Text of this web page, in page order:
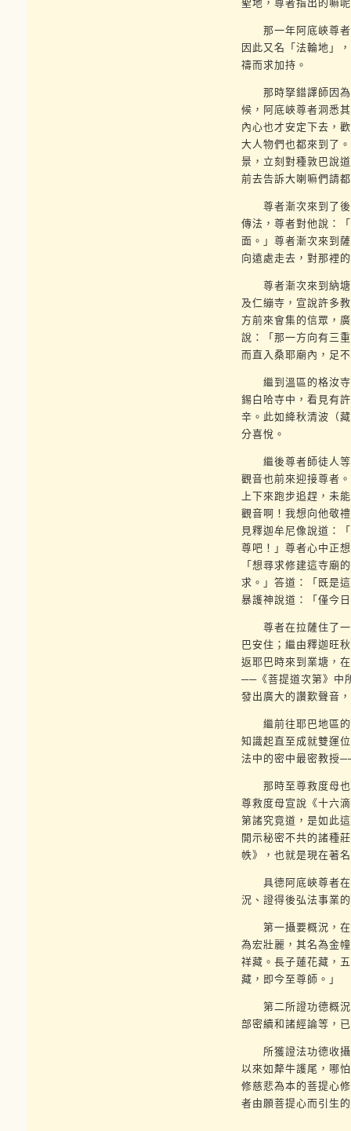
聖地，尊者指出的嘛
那一年阿底峽尊者
因此又名「法輪地」
禱而求加持。
那時拏錯譯師因為
候，阿底峽尊者洞悉
內心也才安定下去，
大人物們也都來到了
景，立刻對種敦巴說
前去告訴大喇嘛們請
尊者漸次來到了後
傳法，尊者對他說：
面。」尊者漸次來到
向遠處走去，對那裡
尊者漸次來到納塘
及仁繃寺，宣說許多
方前來會集的信眾，
說：「那一方向有三
而直入桑耶廟內，足
繼到溫區的格汝寺
錫白哈寺中，看見有
辛。此如絳秋清波（
分喜悅。
繼後尊者師徒人等
觀音也前來迎接尊者
上下來跑步追趕，未
觀音啊！我想向他敬
見釋迦牟尼像說道：
尊吧！」尊者心中正
「想尋求修建這寺廟
求。」答道：「既是
暴護神說道：「僅今
尊者在拉薩住了一
巴安住；繼由釋迦旺
返耶巴時來到業塘，
──《菩提道次第》中
發出廣大的讚歎聲音
繼前往耶巴地區的
知識起直至成就雙運
法中的密中最密教授
那時至尊救度母也
尊救度母宣說《十六
第諸究竟道，是如此
開示秘密不共的諸種
帙》，也就是現在著
具德阿底峽尊者在
況、證得後弘法事業
第一攝要概況，在
為宏壯麗，其名為金
祥藏。長子蓮花藏，
藏，即今至尊師。」
第二所證功德概況
部密續和諸經論等，
所獲證法功德收攝
以來如犛牛護尾，哪
修慈悲為本的菩提心
者由願菩提心而引生